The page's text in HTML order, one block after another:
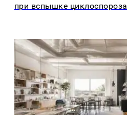
при вспышке циклоспороза